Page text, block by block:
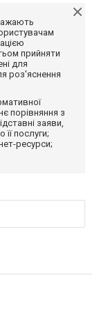
прийняти
для
роз'яснення
порівняння з
заяви,
послуги;
ресурси;